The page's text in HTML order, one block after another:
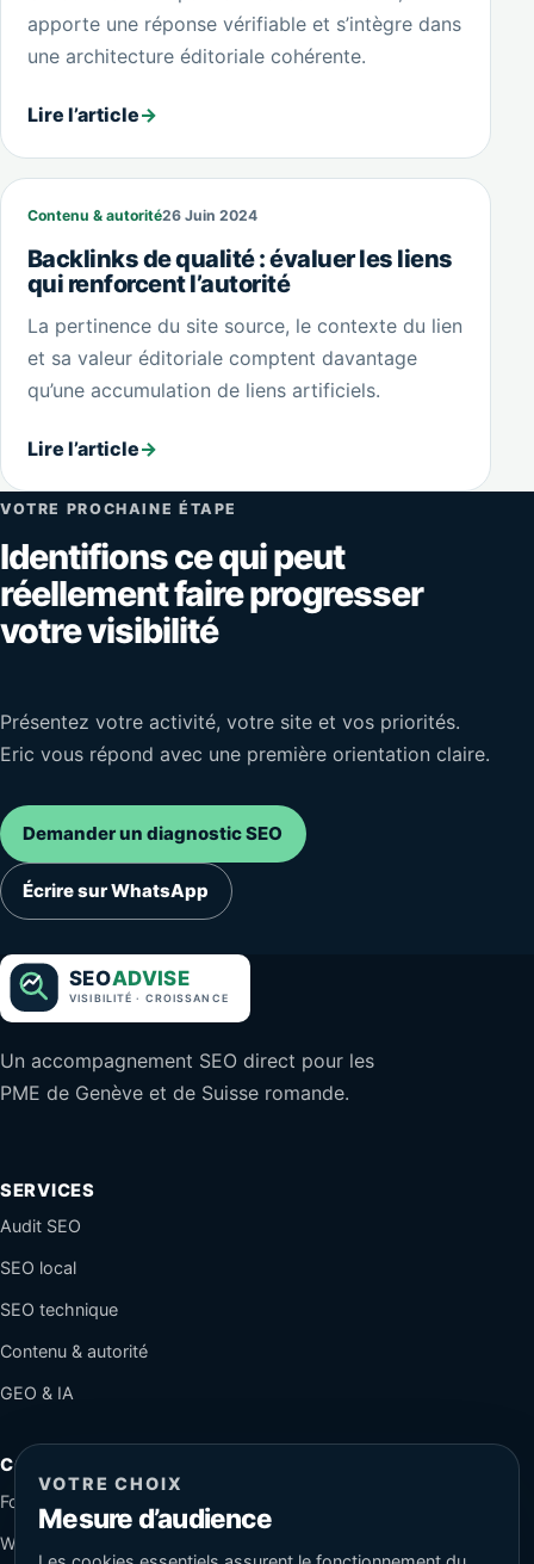
apporte une réponse vérifiable et s’intègre dans
une architecture éditoriale cohérente.
Lire l’article→
Contenu & autorité26 Juin 2024
Backlinks de qualité : évaluer les liens
qui renforcent l’autorité
La pertinence du site source, le contexte du lien
et sa valeur éditoriale comptent davantage
qu’une accumulation de liens artificiels.
Lire l’article→
VOTRE PROCHAINE ÉTAPE
Identifions ce qui peut
réellement faire progresser
votre visibilité
Présentez votre activité, votre site et vos priorités.
Eric vous répond avec une première orientation claire.
Demander un diagnostic SEO
Écrire sur WhatsApp
Un accompagnement SEO direct pour les
PME de Genève et de Suisse romande.
SERVICES
Audit SEO
SEO local
SEO technique
Contenu & autorité
GEO & IA
CONTACT
Formulaire sécurisé
WhatsApp
VOTRE CHOIX
Mesure d’audience